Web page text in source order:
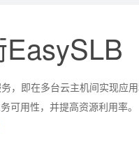
，即在多台云主机间实现应
可用性，并提高资源利用率。